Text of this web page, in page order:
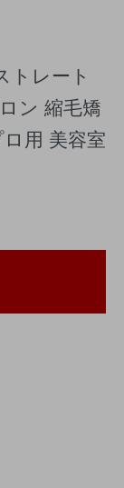
トレート
ン 縮毛矯
用 美容室